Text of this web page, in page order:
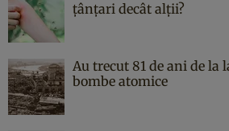
țânțari decât alții?
Au trecut 81 de ani de la
bombe atomice